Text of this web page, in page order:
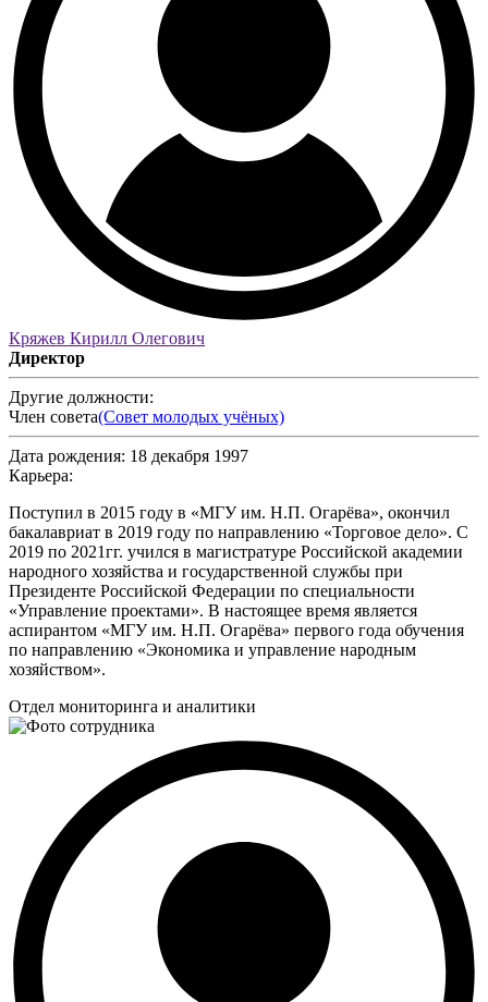
Кряжев Кирилл Олегович
Директор
Другие должности:
Член совета(Совет молодых учёных)
Дата рождения: 18 декабря 1997
Карьера:
Поступил в 2015 году в «МГУ им. Н.П. Огарёва», окончил
бакалавриат в 2019 году по направлению «Торговое дело». С
2019 по 2021гг. учился в магистратуре Российской академии
народного хозяйства и государственной службы при
Президенте Российской Федерации по специальности
«Управление проектами». В настоящее время является
аспирантом «МГУ им. Н.П. Огарёва» первого года обучения
по направлению «Экономика и управление народным
хозяйством».
Отдел мониторинга и аналитики